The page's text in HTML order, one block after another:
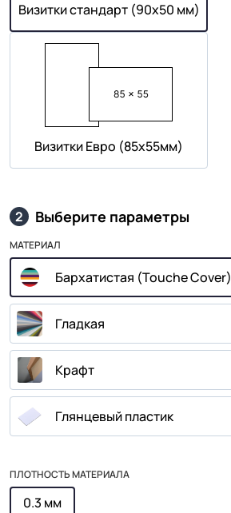
Визитки стандарт (90х50 мм)
Визитки Евро (85х55мм)
2 Выберите параметры
МАТЕРИАЛ
Бархатистая (Touche Cover)
Гладкая
Крафт
Глянцевый пластик
ПЛОТНОСТЬ МАТЕРИАЛА
0.3 мм